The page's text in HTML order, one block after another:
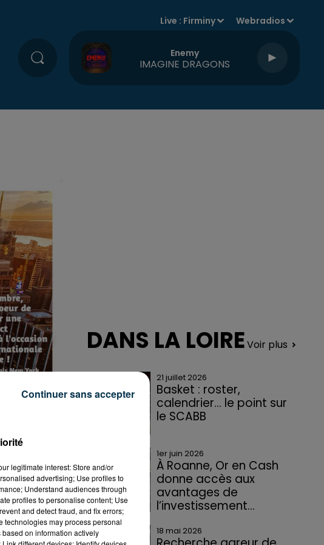
Live : Firminy Webradios
Enemy
IMAGINE DRAGONS
qui ne
DANS LA LOIREVoir plus
21 juillet 2026
Basket : roster,
calendrier... le point sur
le SCABB
1er juin 2026
À Roanne, Or en Cash
donne accès aux
avantages de
l’investissement...
18 mai 2026
legitimate interest: Store and/or
advertising; Use profiles to
Understand audiences through
profiles to personalise content; Use
and detect fraud, and fix errors;
technologies may process personal
on information actively
Continuer sans accepter